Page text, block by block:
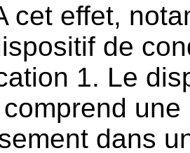
cet effet,
de
1. Le
dans